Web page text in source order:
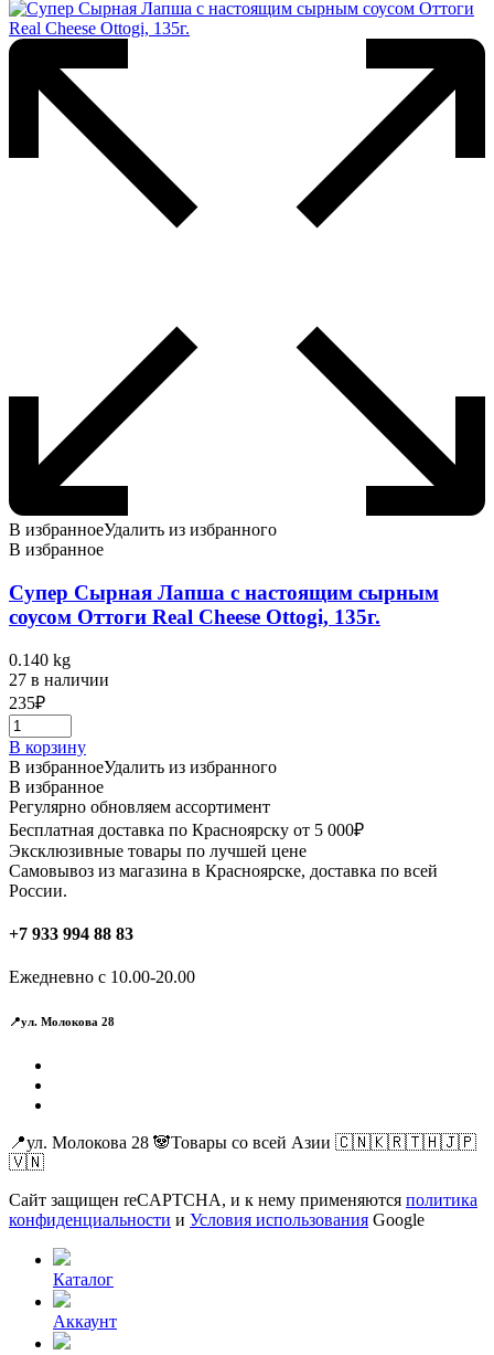
В избранноеУдалить из избранного
В избранное
Супер Сырная Лапша с настоящим сырным
соусом Оттоги Real Cheese Ottogi, 135г.
0.140 kg
27 в наличии
235₽
В корзину
В избранноеУдалить из избранного
В избранное
Регулярно обновляем ассортимент
Бесплатная доставка по Красноярску от 5 000₽
Эксклюзивные товары по лучшей цене
Самовывоз из магазина в Красноярске, доставка по всей
России.
+7 933 994 88 83
Ежедневно с 10.00-20.00
📍ул. Молокова 28
📍ул. Молокова 28 🐼Товары со всей Азии 🇨🇳🇰🇷🇹🇭🇯🇵
🇻🇳
Сайт защищен reCAPTCHA, и к нему применяются политика
конфиденциальности и Условия использования Google
Каталог
Аккаунт